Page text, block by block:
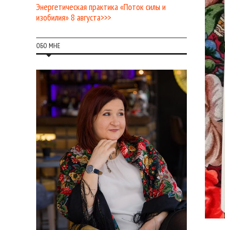
Энергетическая практика «Поток силы и
изобилия» 8 августа>>>
ОБО МНЕ